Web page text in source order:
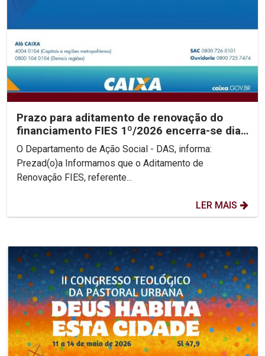
Prazo para aditamento de renovação do
financiamento FIES 1º/2026 encerra-se dia
31/05
O Departamento de Ação Social - DAS, informa:
Prezad(o)a Informamos que o Aditamento de
Renovação FIES, referente...
LER MAIS